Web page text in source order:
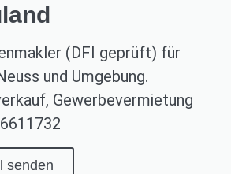
(DFI geprüft) für
und Umgebung.
Gewerbevermietung
senden